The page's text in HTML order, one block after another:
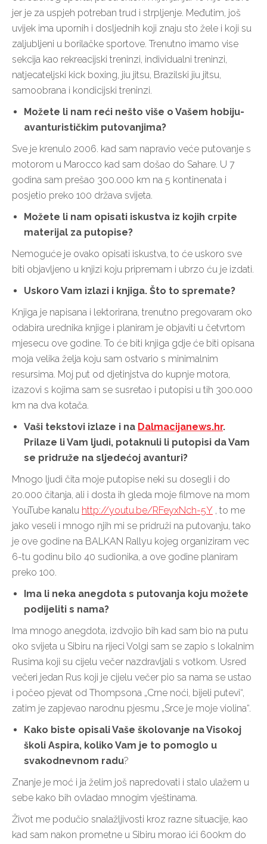
jer je za uspjeh potreban trud i strpljenje. Međutim, još
uvijek ima upornih i dosljednih koji znaju sto žele i koji su
zaljubljeni u borilačke sportove. Trenutno imamo vise
sekcija kao rekreacijski treninzi, individualni treninzi,
natjecateljski kick boxing, jiu jitsu, Brazilski jiu jitsu,
samoobrana i kondicijski treninzi.
Možete li nam reći nešto više o Vašem hobiju-
avanturističkim putovanjima?
Sve je krenulo 2006. kad sam napravio veće putovanje s
motorom u Marocco kad sam došao do Sahare. U 7
godina sam prešao 300.000 km na 5 kontinenata i
posjetio preko 100 država svijeta.
Možete li nam opisati iskustva iz kojih crpite
materijal za putopise?
Nemoguće je ovako opisati iskustva, to će uskoro sve
biti objavljeno u knjizi koju pripremam i ubrzo ću je izdati.
Uskoro Vam izlazi i knjiga. Što to spremate?
Knjiga je napisana i lektorirana, trenutno pregovaram oko
odabira urednika knjige i planiram je objaviti u četvrtom
mjesecu ove godine. To će biti knjiga gdje će biti opisana
moja velika želja koju sam ostvario s minimalnim
resursima. Moj put od djetinjstva do kupnje motora,
izazovi s kojima sam se susretao i putopisi u tih 300.000
km na dva kotača.
Vaši tekstovi izlaze i na Dalmacijanews.hr.
Prilaze li Vam ljudi, potaknuli li putopisi da Vam
se pridruže na sljedećoj avanturi?
Mnogo ljudi čita moje putopise neki su dosegli i do
20.000 čitanja, ali i dosta ih gleda moje filmove na mom
YouTube kanalu http://youtu.be/RFeyxNch-5Y , to me
jako veseli i mnogo njih mi se pridruži na putovanju, tako
je ove godine na BALKAN Rallyu kojeg organiziram vec
6-tu godinu bilo 40 sudionika, a ove godine planiram
preko 100.
Ima li neka anegdota s putovanja koju možete
podijeliti s nama?
Ima mnogo anegdota, izdvojio bih kad sam bio na putu
oko svijeta u Sibiru na rijeci Volgi sam se zapio s lokalnim
Rusima koji su cijelu večer nazdravljali s votkom. Usred
večeri jedan Rus koji je cijelu večer pio sa nama se ustao
i počeo pjevat od Thompsona „Crne noći, bijeli putevi“,
zatim je zapjevao narodnu pjesmu „Srce je moje violina“.
Kako biste opisali Vaše školovanje na Visokoj
školi Aspira, koliko Vam je to pomoglo u
svakodnevnom radu?
Znanje je moć i ja želim još napredovati i stalo ulažem u
sebe kako bih ovladao mnogim vještinama.
Život me podučio snalažljivosti kroz razne situacije, kao
kad sam nakon prometne u Sibiru morao ići 600km do